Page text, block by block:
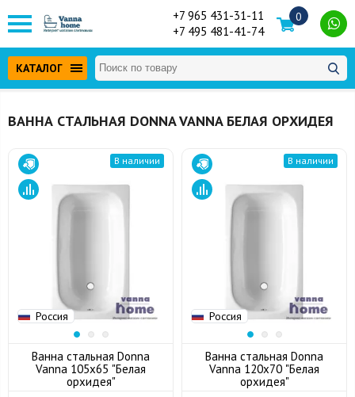
+7 965 431-31-11
+7 495 481-41-74
0
КАТАЛОГ
ВАННА СТАЛЬНАЯ DONNA VANNA БЕЛАЯ ОРХИДЕЯ
Россия
В наличии
Ванна стальная Donna
Vanna 105x65 "Белая
орхидея"
Россия
В наличии
Ванна стальная Donna
Vanna 120x70 "Белая
орхидея"